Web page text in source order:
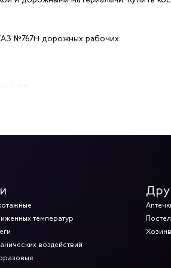
№767Н дорожных рабочих:
1 шт.
от механических воздействий — 1
от запотевания — 1 шт.
температур
воздействий